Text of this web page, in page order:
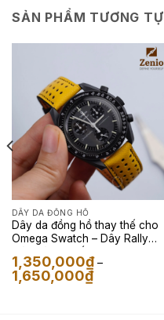
SẢN PHẨM TƯƠNG TỰ
DÂY DA ĐỒNG HỒ
Dây da đồng hồ thay thế cho
Omega Swatch – Dây Rally
1,350,000₫ –
1,650,000₫Khoảng
giá: